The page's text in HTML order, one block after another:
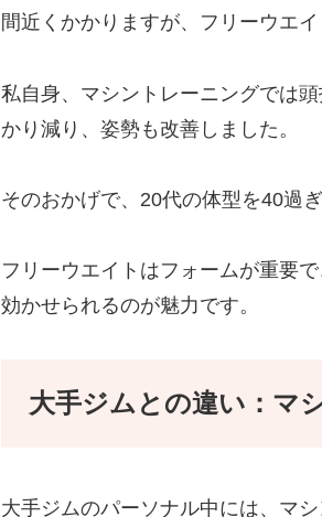
間近くかかりますが、フリーウエ
私自身、マシントレーニングでは
かり減り、姿勢も改善しました。
そのおかげで、20代の体型を40過
フリーウエイトはフォームが重要
効かせられるのが魅力です。
大手ジムとの違い：マ
大手ジムのパーソナル中には、マ